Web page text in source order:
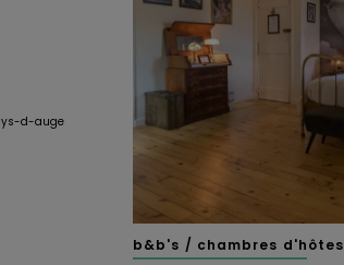
b&b's / chambres d'hôtes